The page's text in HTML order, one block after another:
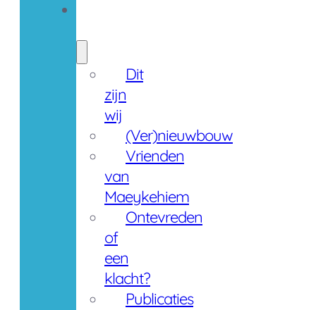
Dit
zijn
wij
(Ver)nieuwbouw
Vrienden
van
Maeykehiem
Ontevreden
of
een
klacht?
Publicaties